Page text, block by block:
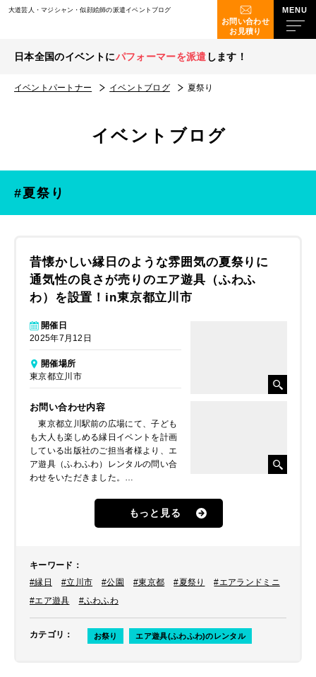
大道芸人・マジシャン・似顔絵師の派遣イベントブログ
お問い合わせ
お見積り
日本全国のイベントにパフォーマーを派遣 します！
イベントパートナー イベントブログ 夏祭り
イベントブログ
#夏祭り
昔懐かしい縁日のような雰囲気の夏祭りに
通気性の良さが売りのエア遊具（ふわふ
わ）を設置！in東京都立川市
開催日
2025年7月12日
開催場所
東京都立川市
お問い合わせ内容
東京都立川駅前の広場にて、子ども
も大人も楽しめる縁日イベントを計画
している出版社のご担当者様より、エ
ア遊具（ふわふわ）レンタルの問い合
わせをいただきました。
グ）を見ていただいたとのことで、今
年1月に「味の素スタジアム」に設置
問い合わせに至ったとのことでした。
大人数が遊べる存在感抜群のオープン
ランドシリーズも興味を持たれていま
だくことで決定しました。
もっと見る
キーワード ：
#縁日
#立川市 #公園 #東京都 #夏祭り
#エアランドミニ
#エア遊具
#ふわふわ
カテゴリ ： お祭り エア遊具(ふわふわ)のレンタル